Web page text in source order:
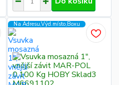
Na Adresu,Výd.místo,Boxu